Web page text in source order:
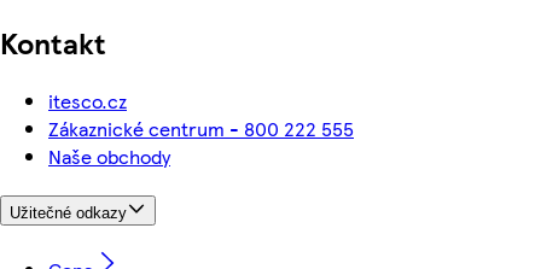
Kontakt
itesco.cz
Zákaznické centrum - 800 222 555
Naše obchody
Užitečné odkazy